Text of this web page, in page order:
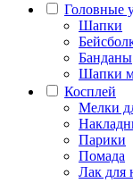
Головные
Шапки
Банданы
Шапки
Косплей
Мелки
Парики
Помада
Лак для